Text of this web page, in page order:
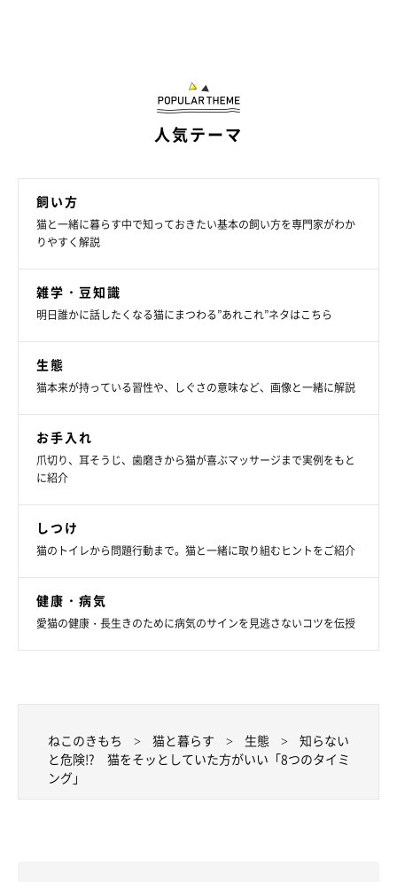
人気テーマ
飼い方
猫と一緒に暮らす中で知っておきたい基本の飼い方を専門家がわか
りやすく解説
雑学・豆知識
明日誰かに話したくなる猫にまつわる”あれこれ”ネタはこちら
生態
猫本来が持っている習性や、しぐさの意味など、画像と一緒に解説
お手入れ
爪切り、耳そうじ、歯磨きから猫が喜ぶマッサージまで実例をもと
に紹介
しつけ
猫のトイレから問題行動まで。猫と一緒に取り組むヒントをご紹介
健康・病気
愛猫の健康・長生きのために病気のサインを見逃さないコツを伝授
ねこのきもち 猫と暮らす 生態
知らない
と危険!? 猫をそッとしていた方がいい「8つのタイミ
ング」